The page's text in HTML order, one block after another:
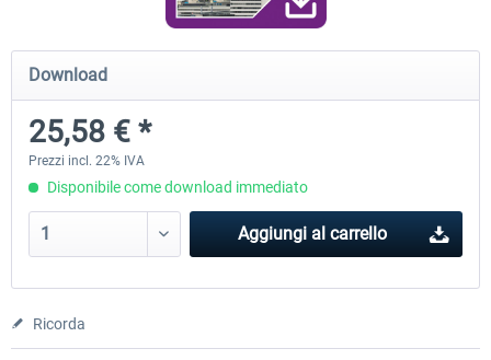
Airport Berlin Brandenburg V2 XP
30,71 € *
Airport Zurich V2.0 XP
Download
25,58 € *
Prezzi incl. 22% IVA
Disponibile come download immediato
Aggiungi al carrello
Ricorda